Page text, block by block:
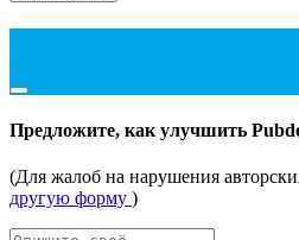
Предложите, как улучшить
(Для жалоб на нарушения
другую форму )